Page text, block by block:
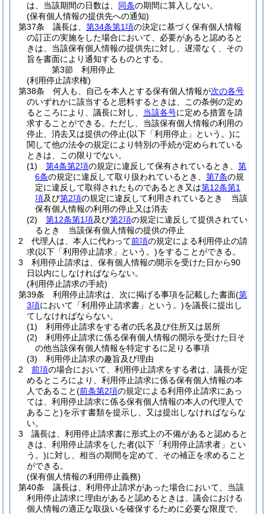
は、当該期間の日数は、 同条の期間に算入しない。
(保有個人情報の提供先への通知)
第37条
議長は、 第34条第1項の決定に基づく保有個人情報
の訂正の実施をした場合において、必要があると認めると
きは、当該保有個人情報の提供先に対し、遅滞なく、その
旨を書面により通知するものとする。
第3節
利用停止
(利用停止請求権)
第38条
何人も、自己を本人とする保有個人情報が次の各号
のいずれかに該当すると思料するときは、この条例の定め
るところにより、議長に対し、 当該各号に定める措置を請
求することができる。 ただし、当該保有個人情報の利用の
停止、消去又は提供の停止(以下「利用停止」という。)に
関して他の法令の規定により特別の手続が定められている
ときは、この限りでない。
(1)
第4条第2項の規定に違反して保有されているとき、 第
6条の規定に違反して取り扱われているとき、 第7条の規
定に違反して取得されたものであるとき又は第12条第1
項及び第2項の規定に違反して利用されているとき 当該
保有個人情報の利用の停止又は消去
(2)
第12条第1項及び第2項の規定に違反して提供されてい
るとき 当該保有個人情報の提供の停止
2
代理人は、本人に代わって前項の規定による利用停止の請
求(以下「利用停止請求」という。)をすることができる。
3
利用停止請求は、保有個人情報の開示を受けた日から90
日以内にしなければならない。
(利用停止請求の手続)
第39条
利用停止請求は、次に掲げる事項を記載した書面(第
3項において「利用停止請求書」という。)を議長に提出し
てしなければならない。
(1)
利用停止請求をする者の氏名及び住所又は居所
(2)
利用停止請求に係る保有個人情報の開示を受けた日そ
の他当該保有個人情報を特定するに足りる事項
(3)
利用停止請求の趣旨及び理由
2
前項の場合において、利用停止請求をする者は、議長が定
めるところにより、利用停止請求に係る保有個人情報の本
人であること(前条第2項の規定による利用停止請求にあっ
ては、利用停止請求に係る保有個人情報の本人の代理人で
あること)を示す書類を提示し、又は提出しなければならな
い。
3
議長は、利用停止請求書に形式上の不備があると認めると
きは、利用停止請求をした者(以下「利用停止請求者」とい
う。)に対し、相当の期間を定めて、その補正を求めること
ができる。
(保有個人情報の利用停止義務)
第40条
議長は、利用停止請求があった場合において、当該
利用停止請求に理由があると認めるときは、議会における
個人情報の適正な取扱いを確保するために必要な限度で、